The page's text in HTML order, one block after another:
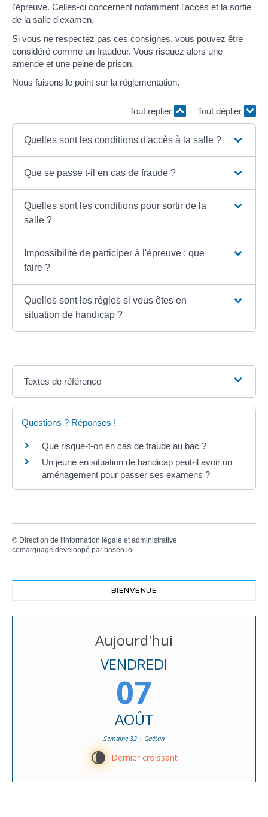
l'épreuve. Celles-ci concernent notamment l'accès et la sortie
de la salle d'examen.
Si vous ne respectez pas ces consignes, vous pouvez être
considéré comme un fraudeur. Vous risquez alors une
amende et une peine de prison.
Nous faisons le point sur la réglementation.
Tout replier Tout déplier
Quelles sont les conditions d'accès à la salle ?
Que se passe t-il en cas de fraude ?
Quelles sont les conditions pour sortir de la
salle ?
Impossibilité de participer à l'épreuve : que
faire ?
Quelles sont les règles si vous êtes en
situation de handicap ?
Textes de référence
Questions ? Réponses !
Que risque-t-on en cas de fraude au bac ?
Un jeune en situation de handicap peut-il avoir un
aménagement pour passer ses examens ?
© Direction de l'information légale et administrative
comarquage developpé par baseo.io
BIENVENUE
Aujourd'hui
VENDREDI
07
AOÛT
Semaine 32 | Gaétan
V Dernier croissant